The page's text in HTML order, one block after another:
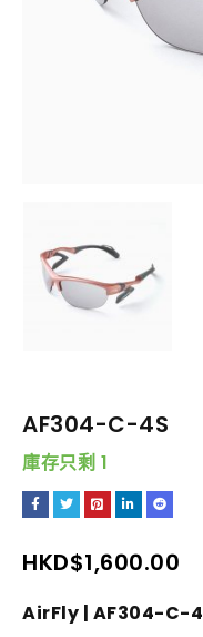
AF304-C-4S
庫存只剩 1
HKD$1,600.00
AirFly | AF304-C-